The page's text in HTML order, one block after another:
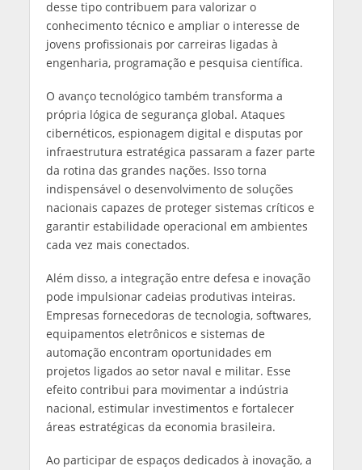
desse tipo contribuem para valorizar o
conhecimento técnico e ampliar o interesse de
jovens profissionais por carreiras ligadas à
engenharia, programação e pesquisa científica.
O avanço tecnológico também transforma a
própria lógica de segurança global. Ataques
cibernéticos, espionagem digital e disputas por
infraestrutura estratégica passaram a fazer parte
da rotina das grandes nações. Isso torna
indispensável o desenvolvimento de soluções
nacionais capazes de proteger sistemas críticos e
garantir estabilidade operacional em ambientes
cada vez mais conectados.
Além disso, a integração entre defesa e inovação
pode impulsionar cadeias produtivas inteiras.
Empresas fornecedoras de tecnologia, softwares,
equipamentos eletrônicos e sistemas de
automação encontram oportunidades em
projetos ligados ao setor naval e militar. Esse
efeito contribui para movimentar a indústria
nacional, estimular investimentos e fortalecer
áreas estratégicas da economia brasileira.
Ao participar de espaços dedicados à inovação, a